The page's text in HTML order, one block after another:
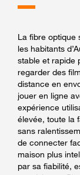
La fibre optique
les habitants
stable et rapide
regarder des
distance en
jouer en ligne
expérience
élevée, toute la
sans
de connecter
maison plus
par sa fiabilité,